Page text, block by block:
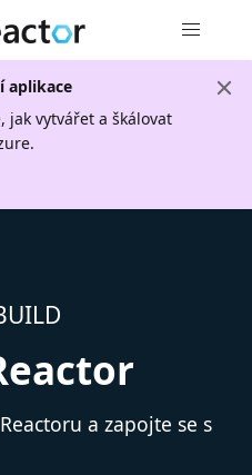
aplikace
jak vytvářet a škálovat
a zapojte se s